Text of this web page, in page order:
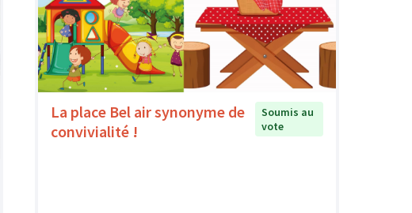
La place Bel air synonyme de
convivialité !
Soumis au
vote